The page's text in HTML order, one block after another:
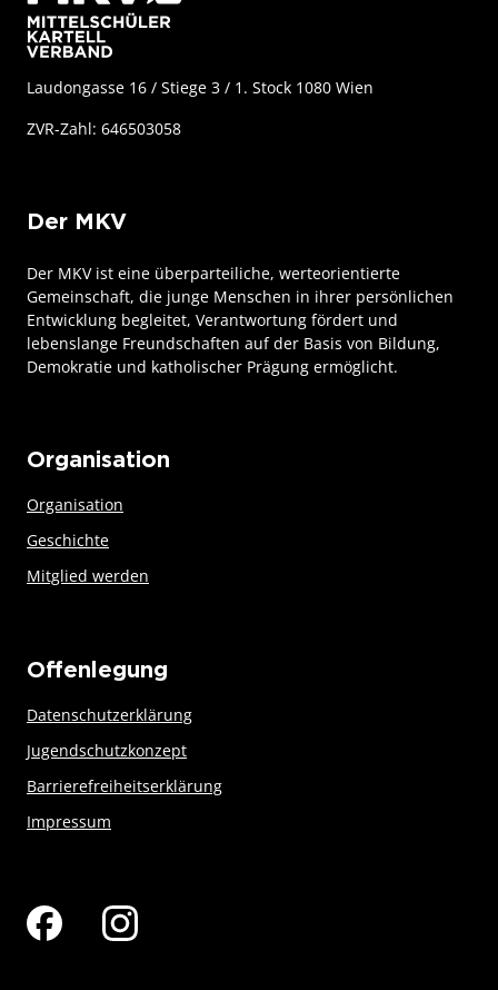
Laudongasse 16 / Stiege 3 / 1. Stock 1080 Wien
ZVR-Zahl: 646503058
Der MKV
Der MKV ist eine überparteiliche, werteorientierte
Gemeinschaft, die junge Menschen in ihrer persönlichen
Entwicklung begleitet, Verantwortung fördert und
lebenslange Freundschaften auf der Basis von Bildung,
Demokratie und katholischer Prägung ermöglicht.
Organisation
Organisation
Geschichte
Mitglied werden
Offenlegung
Datenschutzerklärung
Jugendschutzkonzept
Barrierefreiheitserklärung
Impressum